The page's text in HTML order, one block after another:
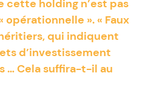
cette holding n’est pas
opérationnelle ». « Faux
qui indiquent
d’investissement
… Cela suffira-t-il au